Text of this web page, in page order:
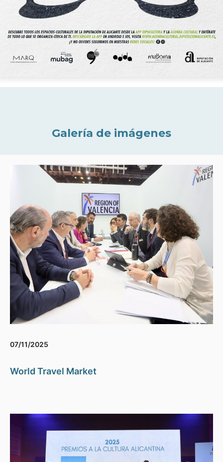
Galería de imágenes
07/11/2025
World Travel Market